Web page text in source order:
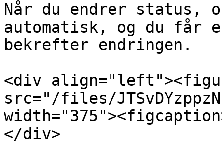
Når du endrer status,
automatisk, og du får
bekrefter endringen.
<div
src="/files/
</div>